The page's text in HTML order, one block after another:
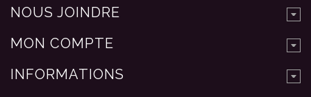
NOUS JOINDRE
MON COMPTE
INFORMATIONS